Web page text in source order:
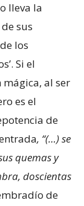
lleva la
sus
los
Si el
al ser
es el
de
, “(…) se
quemas y
doscientas
de